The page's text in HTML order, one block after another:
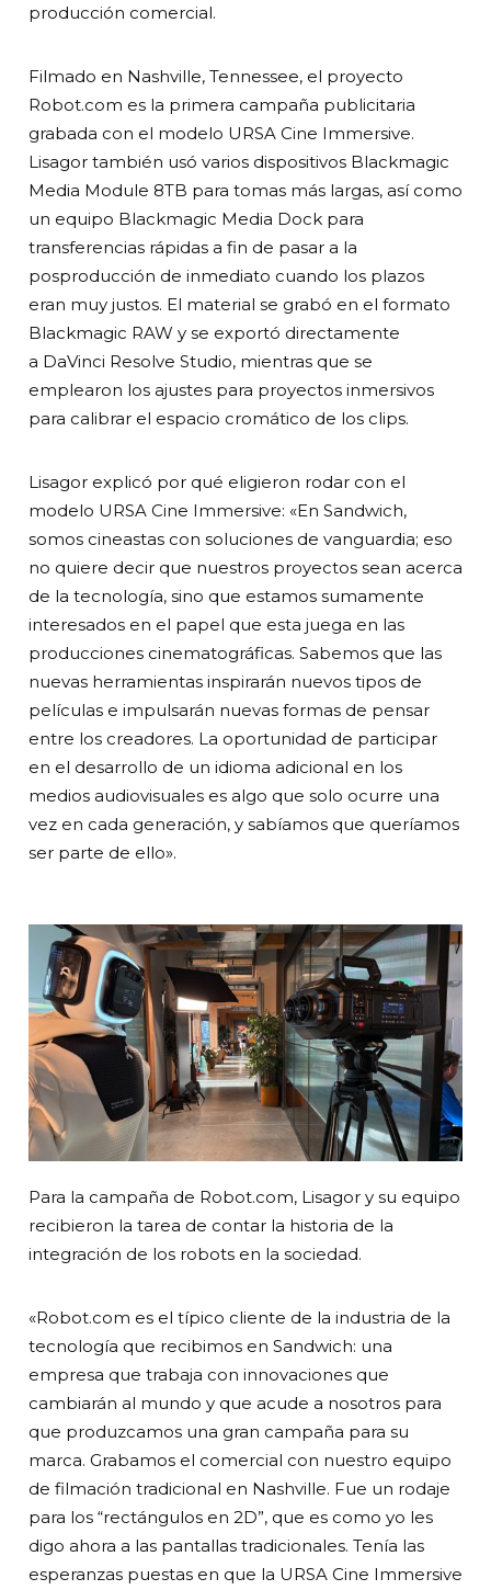
producción comercial.
Filmado en Nashville, Tennessee, el proyecto
Robot.com es la primera campaña publicitaria
grabada con el modelo URSA Cine Immersive.
Lisagor también usó varios dispositivos Blackmagic
Media Module 8TB para tomas más largas, así como
un equipo Blackmagic Media Dock para
transferencias rápidas a fin de pasar a la
posproducción de inmediato cuando los plazos
eran muy justos. El material se grabó en el formato
Blackmagic RAW y se exportó directamente
a DaVinci Resolve Studio, mientras que se
emplearon los ajustes para proyectos inmersivos
para calibrar el espacio cromático de los clips.
Lisagor explicó por qué eligieron rodar con el
modelo URSA Cine Immersive: «En Sandwich,
somos cineastas con soluciones de vanguardia; eso
no quiere decir que nuestros proyectos sean acerca
de la tecnología, sino que estamos sumamente
interesados en el papel que esta juega en las
producciones cinematográficas. Sabemos que las
nuevas herramientas inspirarán nuevos tipos de
películas e impulsarán nuevas formas de pensar
entre los creadores. La oportunidad de participar
en el desarrollo de un idioma adicional en los
medios audiovisuales es algo que solo ocurre una
vez en cada generación, y sabíamos que queríamos
ser parte de ello».
Para la campaña de Robot.com, Lisagor y su equipo
recibieron la tarea de contar la historia de la
integración de los robots en la sociedad.
«Robot.com es el típico cliente de la industria de la
tecnología que recibimos en Sandwich: una
empresa que trabaja con innovaciones que
cambiarán al mundo y que acude a nosotros para
que produzcamos una gran campaña para su
marca. Grabamos el comercial con nuestro equipo
de filmación tradicional en Nashville. Fue un rodaje
para los “rectángulos en 2D”, que es como yo les
digo ahora a las pantallas tradicionales. Tenía las
esperanzas puestas en que la URSA Cine Immersive